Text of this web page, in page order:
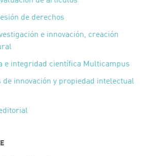
de derechos
e innovación, creación
e integridad científica Multicampus
de innovación y propiedad intelectual